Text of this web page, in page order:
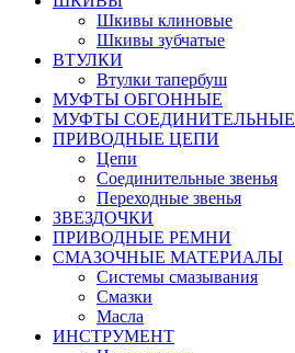
Шкивы клиновые
Шкивы зубчатые
ВТУЛКИ
Втулки тапербуш
МУФТЫ ОБГОННЫЕ
МУФТЫ СОЕДИНИТЕЛЬНЫЕ
ПРИВОДНЫЕ ЦЕПИ
Цепи
Соединительные звенья
Переходные звенья
ЗВЕЗДОЧКИ
ПРИВОДНЫЕ РЕМНИ
СМАЗОЧНЫЕ МАТЕРИАЛЫ
Системы смазывания
Смазки
Масла
ИНСТРУМЕНТ